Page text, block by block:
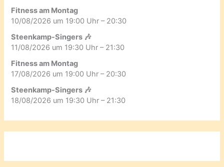
Fitness am Montag
10/08/2026 um 19:00 Uhr – 20:30
Steenkamp-Singers 🎶
11/08/2026 um 19:30 Uhr – 21:30
Fitness am Montag
17/08/2026 um 19:00 Uhr – 20:30
Steenkamp-Singers 🎶
18/08/2026 um 19:30 Uhr – 21:30